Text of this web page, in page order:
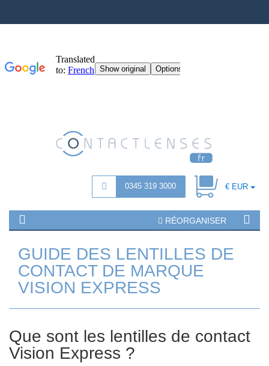
0345 319 3000 € EUR
RÉORGANISER
GUIDE DES LENTILLES DE
CONTACT DE MARQUE
VISION EXPRESS
Que sont les lentilles de contact
Vision Express ?